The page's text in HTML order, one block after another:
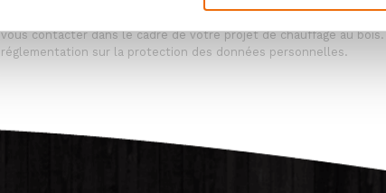
vous contacter dans le cadre de votre projet de chauffage au
réglementation sur la protection des données personnelles.